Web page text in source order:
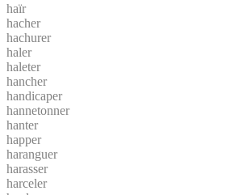
haïr
hacher
hachurer
haler
haleter
hancher
handicaper
hannetonner
hanter
happer
haranguer
harasser
harceler